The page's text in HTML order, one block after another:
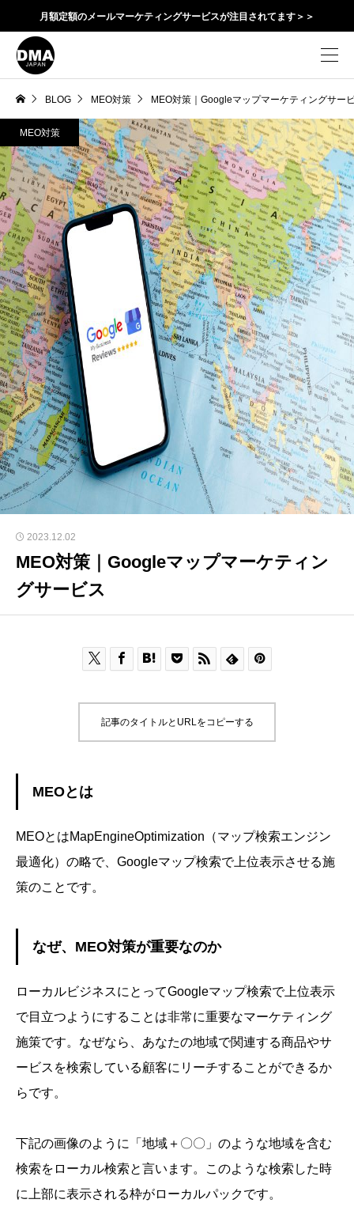
月額定額のメールマーケティングサービスが注目されてます＞＞
BLOG MEO対策 MEO対策｜Googleマップマーケティングサー
MEO対策
2023.12.02
MEO対策｜Googleマップマーケティン
グサービス
      
記事のタイトルとURLをコピーする
MEOとは
MEOとはMapEngineOptimization（マップ検索エンジン
最適化）の略で、Googleマップ検索で上位表示させる施
策のことです。
なぜ、MEO対策が重要なのか
ローカルビジネスにとってGoogleマップ検索で上位表示
で目立つようにすることは非常に重要なマーケティング
施策です。なぜなら、あなたの地域で関連する商品やサ
ービスを検索している顧客にリーチすることができるか
らです。
下記の画像のように「地域＋〇〇」のような地域を含む
検索をローカル検索と言います。このような検索した時
に上部に表示される枠がローカルパックです。